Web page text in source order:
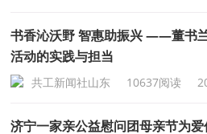
书香沁沃野 智惠助振兴 ——董书
活动的实践与担当
共工新闻社山东 10637阅读
济宁一家亲公益慰问团母亲节为